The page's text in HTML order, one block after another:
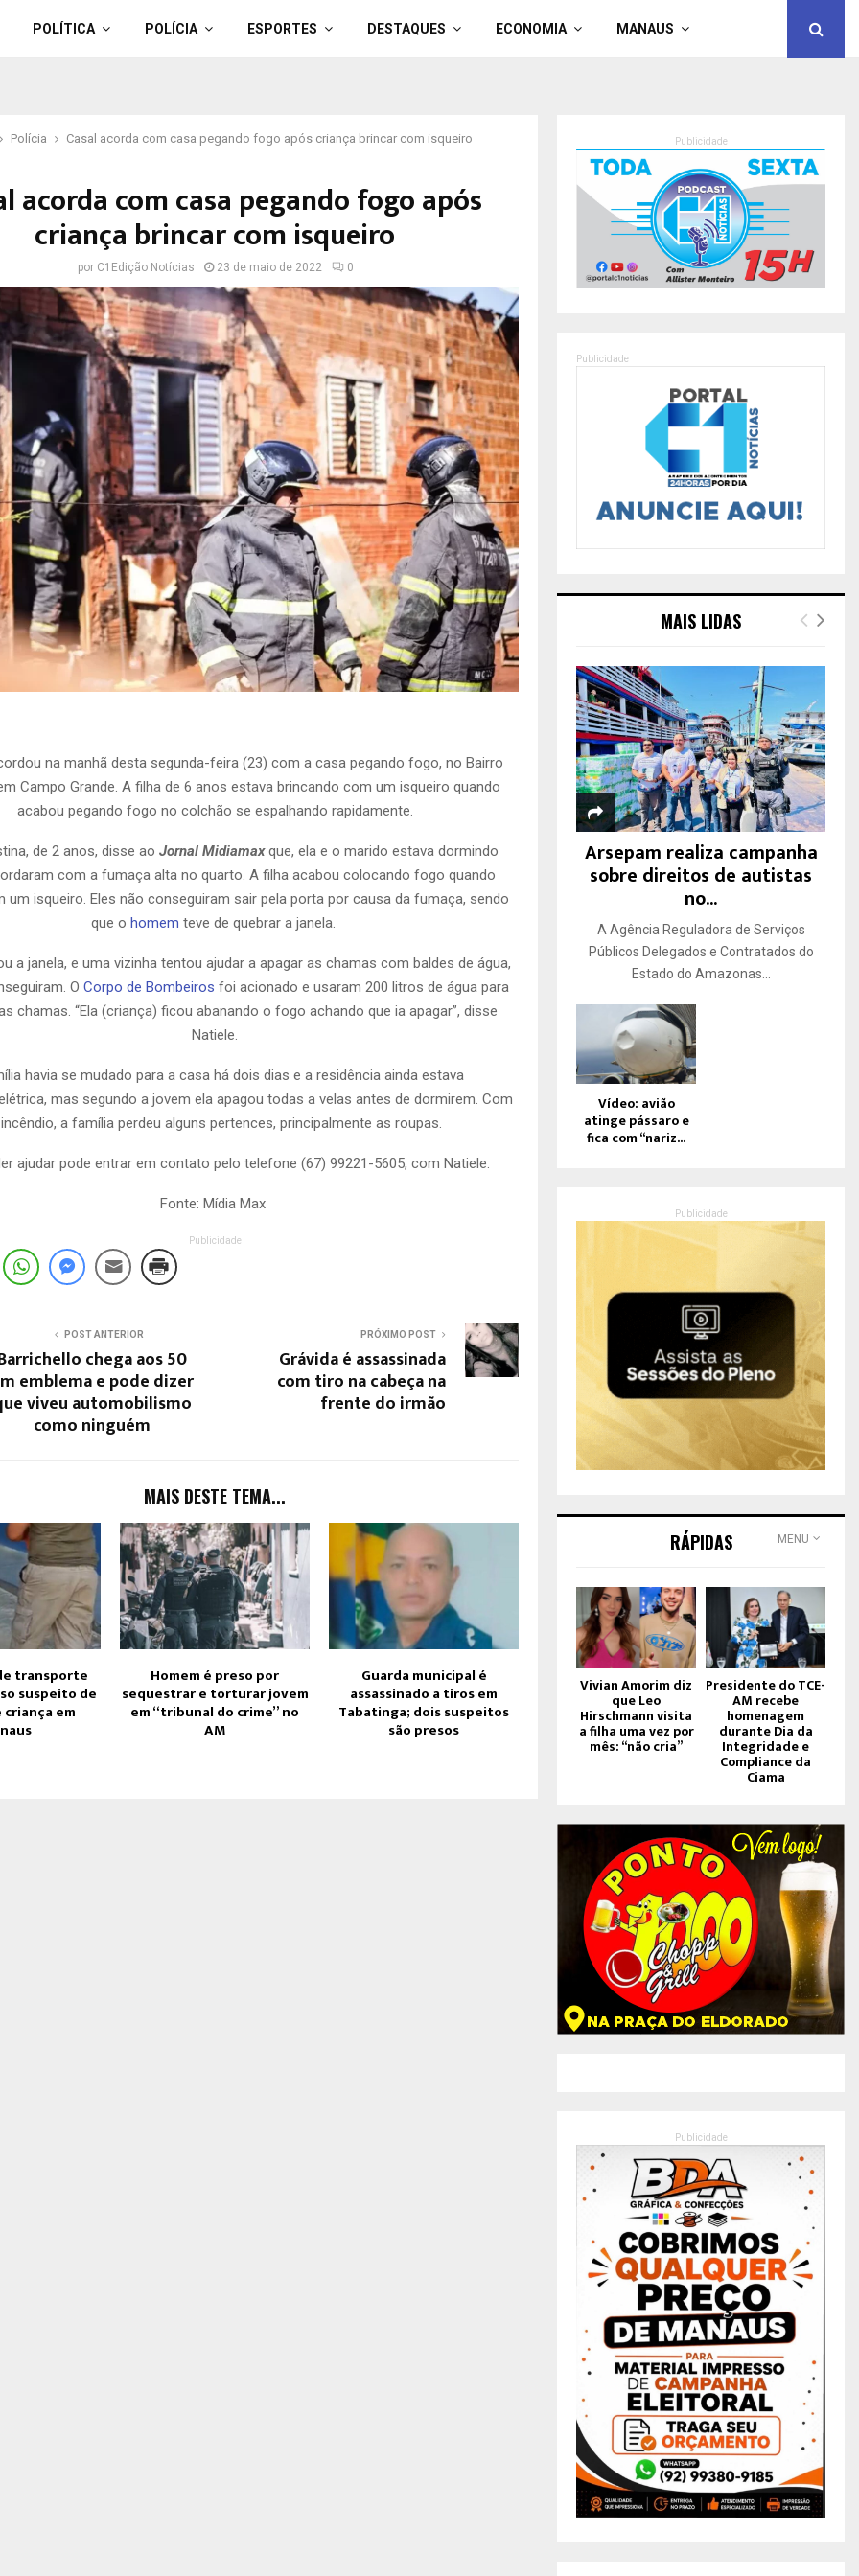
POLÍTICA POLÍCIA ESPORTES DESTAQUES ECONOMIA MANAUS
Polícia Casal acorda com casa pegando fogo após criança brincar com isqueiro
acorda com casa pegando fogo após
criança brincar com isqueiro
por C1Edição Notícias 23 de maio de 2022 0
na manhã desta segunda-feira (23) com a casa pegando fogo, no Bairro
Campo Grande. A filha de 6 anos estava brincando com um isqueiro quando
acabou pegando fogo no colchão se espalhando rapidamente.
de 2 anos, disse ao Jornal Midiamaxque, ela e o marido estava dormindo
com a fumaça alta no quarto. A filha acabou colocando fogo quando
um isqueiro. Eles não conseguiram sair pela porta por causa da fumaça, sendo
que o homem teve de quebrar a janela.
a janela, e uma vizinha tentou ajudar a apagar as chamas com baldes de água,
O Corpo de Bombeiros foi acionado e usaram 200 litros de água para
chamas. “Ela (criança) ficou abanando o fogo achando que ia apagar”, disse
Natiele.
havia se mudado para a casa há dois dias e a residência ainda estava
mas segundo a jovem ela apagou todas a velas antes de dormirem. Com
a família perdeu alguns pertences, principalmente as roupas.
ajudar pode entrar em contato pelo telefone (67) 99221-5605, com Natiele.
Fonte: Mídia Max
Publicidade
POST ANTERIOR
chega aos 50
emblema e pode dizer
viveu automobilismo
como ninguém
PRÓXIMO POST
Grávida é assassinada
com tiro na cabeça na
frente do irmão
MAIS DESTE TEMA...
transporte
suspeito de
em
Homem é preso por
sequestrar e torturar jovem
em “tribunal do crime” no
AM
Guarda municipal é
assassinado a tiros em
Tabatinga; dois suspeitos
são presos
Publicidade
Publicidade
MAIS LIDAS
Arsepam realiza campanha
sobre direitos de autistas
no...
A Agência Reguladora de Serviços
Públicos Delegados e Contratados do
Estado do Amazonas...
Vídeo: avião
atinge pássaro e
fica com “nariz...
Publicidade
RÁPIDAS MENU
Vivian Amorim diz
que Leo
Hirschmann visita
a filha uma vez por
mês: “não cria”
Presidente do TCE-
AM recebe
homenagem
durante Dia da
Integridade e
Compliance da
Ciama
Publicidade